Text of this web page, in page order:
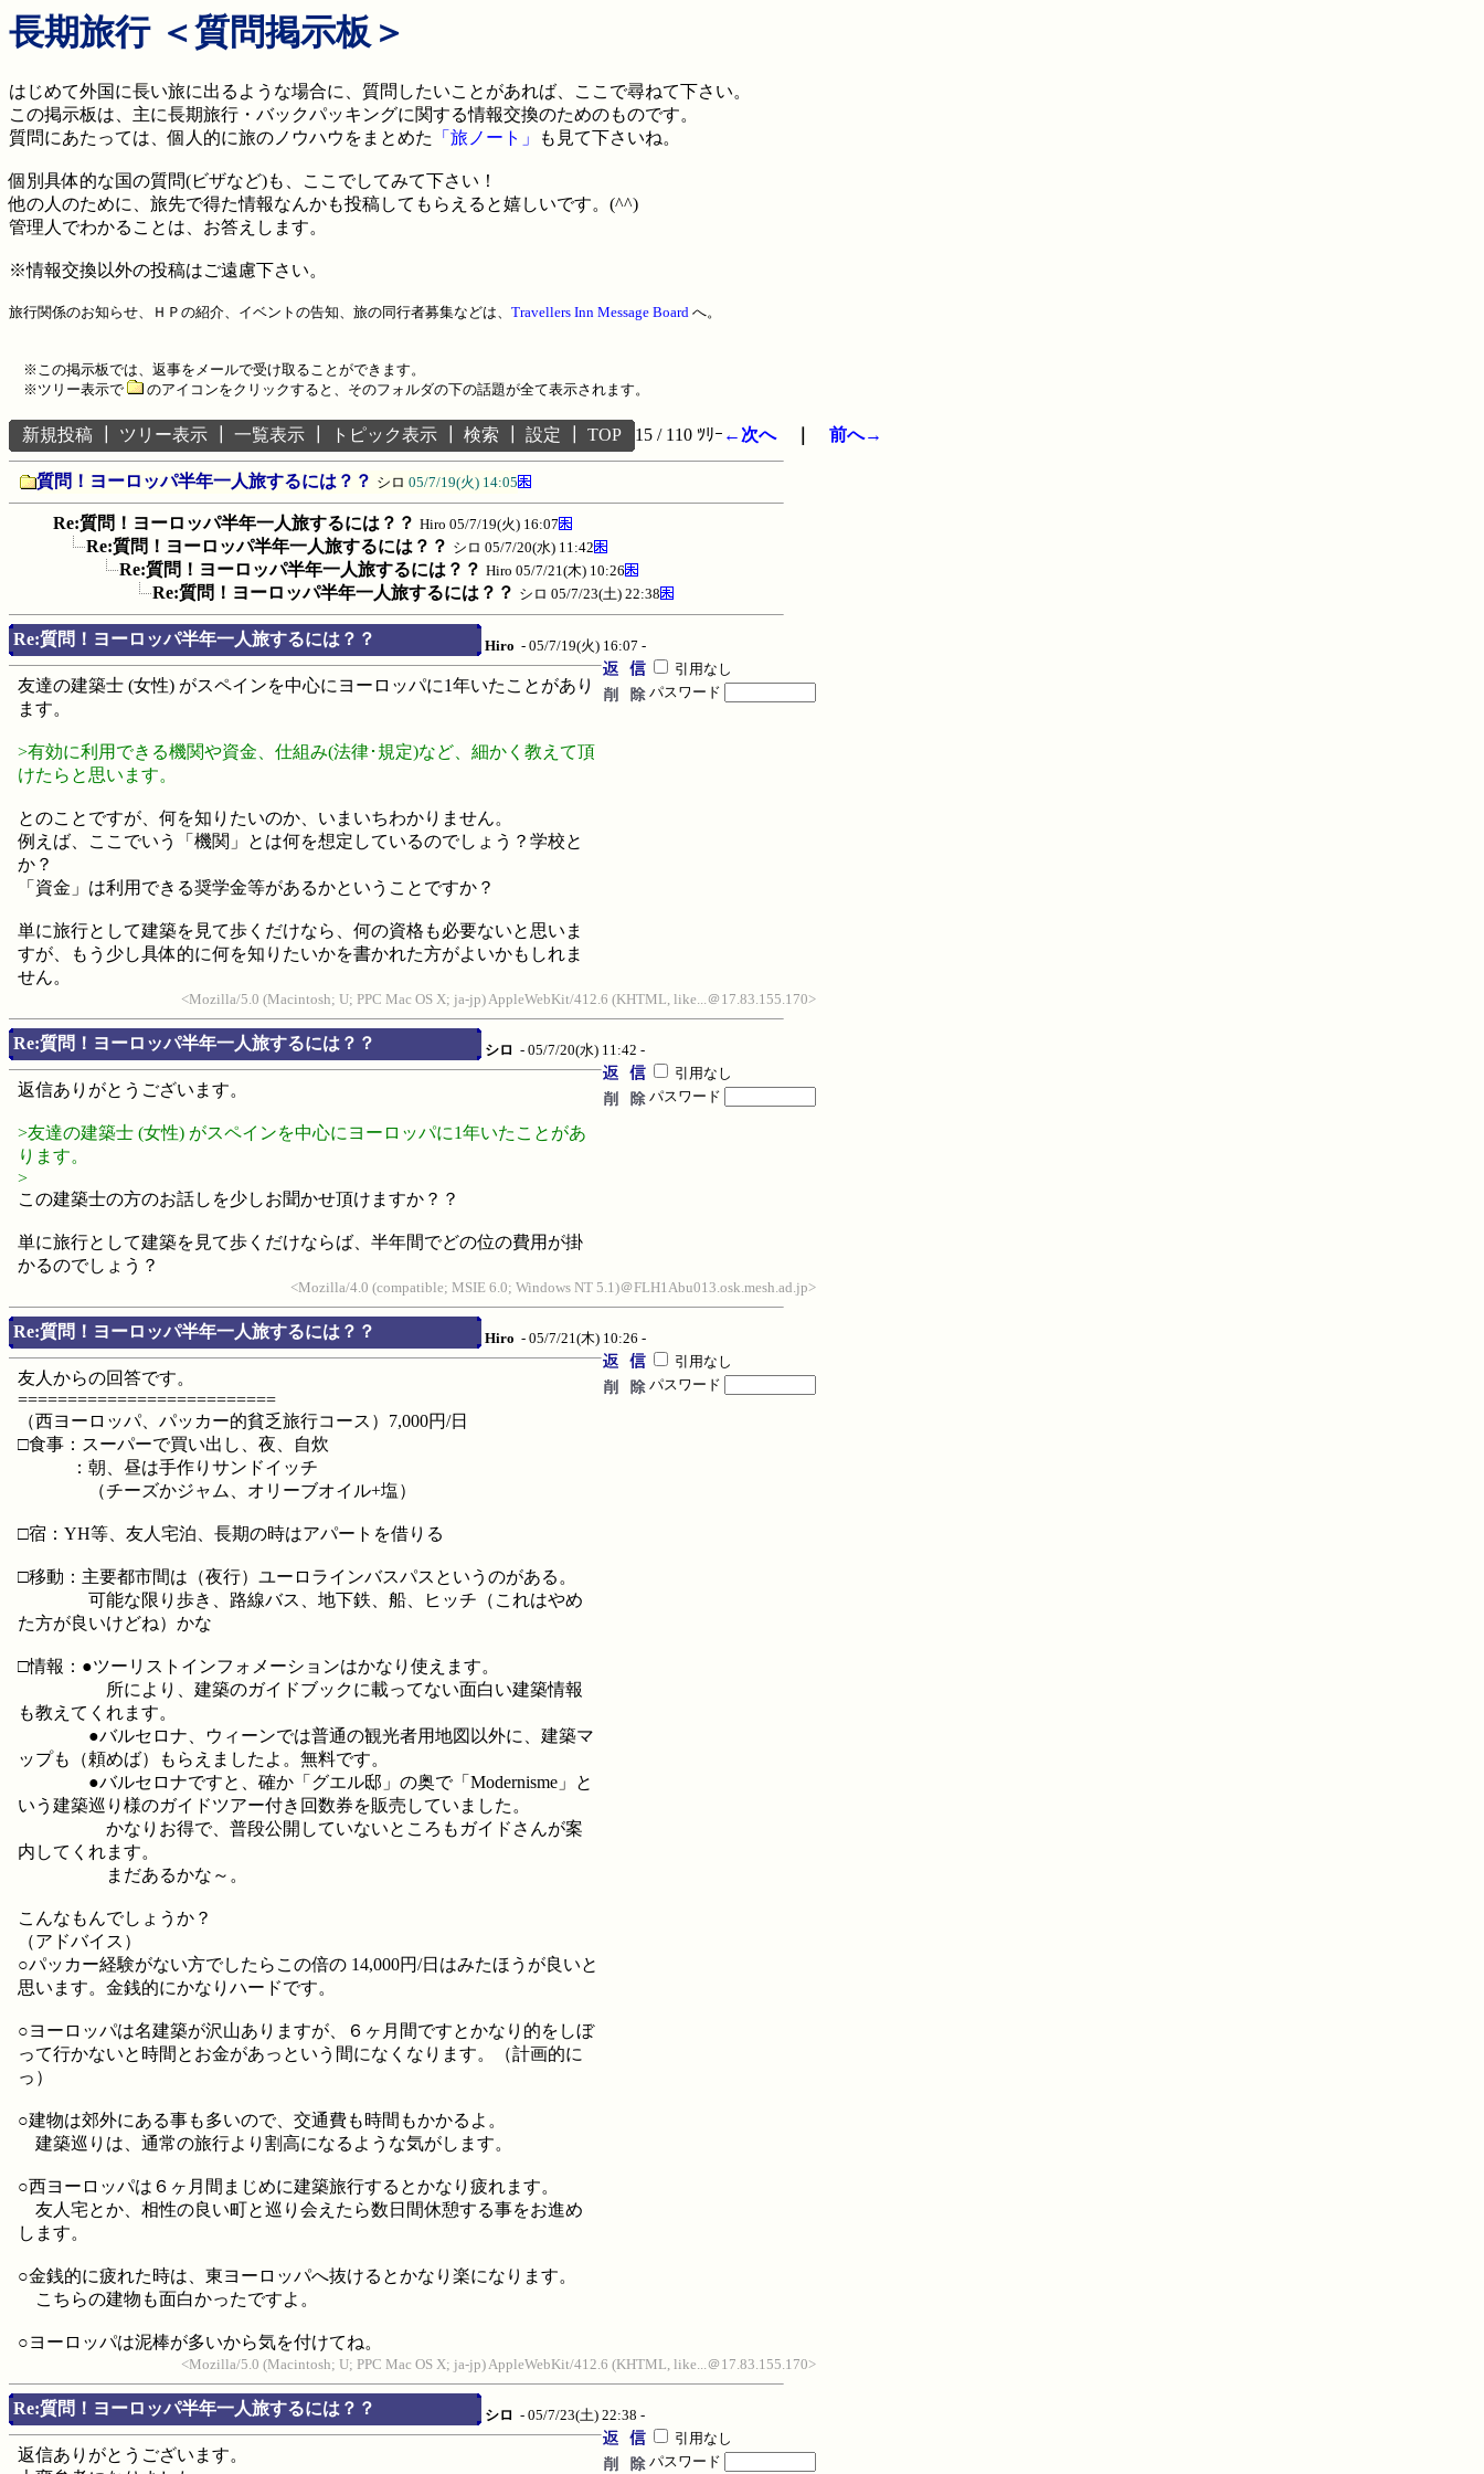
長期旅行 ＜質問掲示板＞
はじめて外国に長い旅に出るような場合に、質問したいことがあれば、ここで尋ねて下さい。
この掲示板は、主に長期旅行・バックパッキングに関する情報交換のためのものです。
質問にあたっては、個人的に旅のノウハウをまとめた
「旅ノート」 も見て下さいね。
個別具体的な国の質問(ビザなど)も、ここでしてみて下さい！
他の人のために、旅先で得た情報なんかも投稿してもらえると嬉しいです。(^^)
管理人でわかることは、お答えします。
※情報交換以外の投稿はご遠慮下さい。
旅行関係のお知らせ、ＨＰの紹介、イベントの告知、旅の同行者募集などは、 Travellers Inn Message Board へ。
※この掲示板では、返事をメールで受け取ることができます。
※ツリー表示で
のアイコンをクリックすると、そのフォルダの下の話題が全て表示されます。
新規投稿 ツリー表示 一覧表示 トピック表示 検索 設定 TOP 15 / 110 ﾂﾘｰ ←次へ｜ 前へ→
質問！ヨーロッパ半年一人旅するには？？ シロ 05/7/19(火) 14:05
Re:質問！ヨーロッパ半年一人旅するには？？ Hiro 05/7/19(火) 16:07
Re:質問！ヨーロッパ半年一人旅するには？？ シロ 05/7/20(水) 11:42
Re:質問！ヨーロッパ半年一人旅するには？？ Hiro 05/7/21(木) 10:26
Re:質問！ヨーロッパ半年一人旅するには？？ シロ 05/7/23(土) 22:38
Re:質問！ヨーロッパ半年一人旅するには？？ Hiro - 05/7/19(火) 16:07 -
引用なし
パスワード
友達の建築士 (女性) がスペインを中心にヨーロッパに1年いたことがあり
ます。
>有効に利用できる機関や資金、仕組み(法律･規定)など、細かく教えて頂
けたらと思います。
とのことですが、何を知りたいのか、いまいちわかりません。
例えば、ここでいう「機関」とは何を想定しているのでしょう？学校と
か？
「資金」は利用できる奨学金等があるかということですか？
単に旅行として建築を見て歩くだけなら、何の資格も必要ないと思いま
すが、もう少し具体的に何を知りたいかを書かれた方がよいかもしれま
せん。
<Mozilla/5.0 (Macintosh; U; PPC Mac OS X; ja-jp) AppleWebKit/412.6 (KHTML, like...＠17.83.155.170>
Re:質問！ヨーロッパ半年一人旅するには？？ シロ - 05/7/20(水) 11:42 -
引用なし
パスワード
返信ありがとうございます。
>友達の建築士 (女性) がスペインを中心にヨーロッパに1年いたことがあ
ります。
>
この建築士の方のお話しを少しお聞かせ頂けますか？？
単に旅行として建築を見て歩くだけならば、半年間でどの位の費用が掛
かるのでしょう？
<Mozilla/4.0 (compatible; MSIE 6.0; Windows NT 5.1)＠FLH1Abu013.osk.mesh.ad.jp>
Re:質問！ヨーロッパ半年一人旅するには？？ Hiro - 05/7/21(木) 10:26 -
引用なし
パスワード
友人からの回答です。
==========================
（西ヨーロッパ、パッカー的貧乏旅行コース）7,000円/日
□食事：スーパーで買い出し、夜、自炊
：朝、昼は手作りサンドイッチ
（チーズかジャム、オリーブオイル+塩）
□宿：YH等、友人宅泊、長期の時はアパートを借りる
□移動：主要都市間は（夜行）ユーロラインバスパスというのがある。
可能な限り歩き、路線バス、地下鉄、船、ヒッチ（これはやめ
た方が良いけどね）かな
□情報：●ツーリストインフォメーションはかなり使えます。
所により、建築のガイドブックに載ってない面白い建築情報
も教えてくれます。
●バルセロナ、ウィーンでは普通の観光者用地図以外に、建築マ
ップも（頼めば）もらえましたよ。無料です。
●バルセロナですと、確か「グエル邸」の奥で「Modernisme」と
いう建築巡り様のガイドツアー付き回数券を販売していました。
かなりお得で、普段公開していないところもガイドさんが案
内してくれます。
まだあるかな～。
こんなもんでしょうか？
（アドバイス）
○パッカー経験がない方でしたらこの倍の 14,000円/日はみたほうが良いと
思います。金銭的にかなりハードです。
○ヨーロッパは名建築が沢山ありますが、６ヶ月間ですとかなり的をしぼ
って行かないと時間とお金があっという間になくなります。（計画的に
っ）
○建物は郊外にある事も多いので、交通費も時間もかかるよ。
建築巡りは、通常の旅行より割高になるような気がします。
○西ヨーロッパは６ヶ月間まじめに建築旅行するとかなり疲れます。
友人宅とか、相性の良い町と巡り会えたら数日間休憩する事をお進め
します。
○金銭的に疲れた時は、東ヨーロッパへ抜けるとかなり楽になります。
こちらの建物も面白かったですよ。
○ヨーロッパは泥棒が多いから気を付けてね。
<Mozilla/5.0 (Macintosh; U; PPC Mac OS X; ja-jp) AppleWebKit/412.6 (KHTML, like...＠17.83.155.170>
Re:質問！ヨーロッパ半年一人旅するには？？ シロ - 05/7/23(土) 22:38 -
引用なし
パスワード
返信ありがとうございます。